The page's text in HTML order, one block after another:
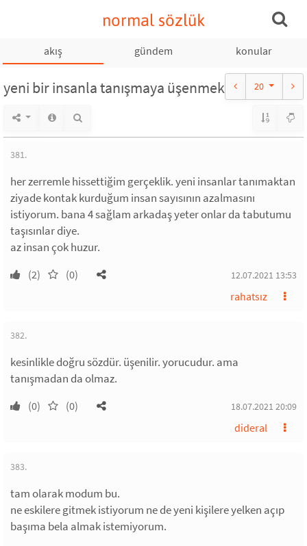
normal sözlük
akış gündem konular
yeni bir insanla tanışmaya üşenmek 20
381.
her zerremle hissettiğim gerçeklik. yeni insanlar tanımaktan
ziyade kontak kurduğum insan sayısının azalmasını
istiyorum. bana 4 sağlam arkadaş yeter onlar da tabutumu
taşısınlar diye.
az insan çok huzur.
(2) (0) 12.07.2021 13:53
rahatsız
382.
kesinlikle doğru sözdür. üşenilir. yorucudur. ama
tanışmadan da olmaz.
(0) (0) 18.07.2021 20:09
dideral
383.
tam olarak modum bu.
ne eskilere gitmek istiyorum ne de yeni kişilere yelken açıp
başıma bela almak istemiyorum.